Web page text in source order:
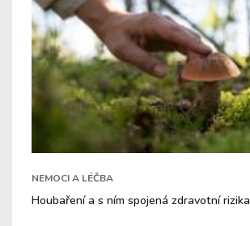
NEMOCI A LÉČBA
Houbaření a s ním spojená zdravotní rizika